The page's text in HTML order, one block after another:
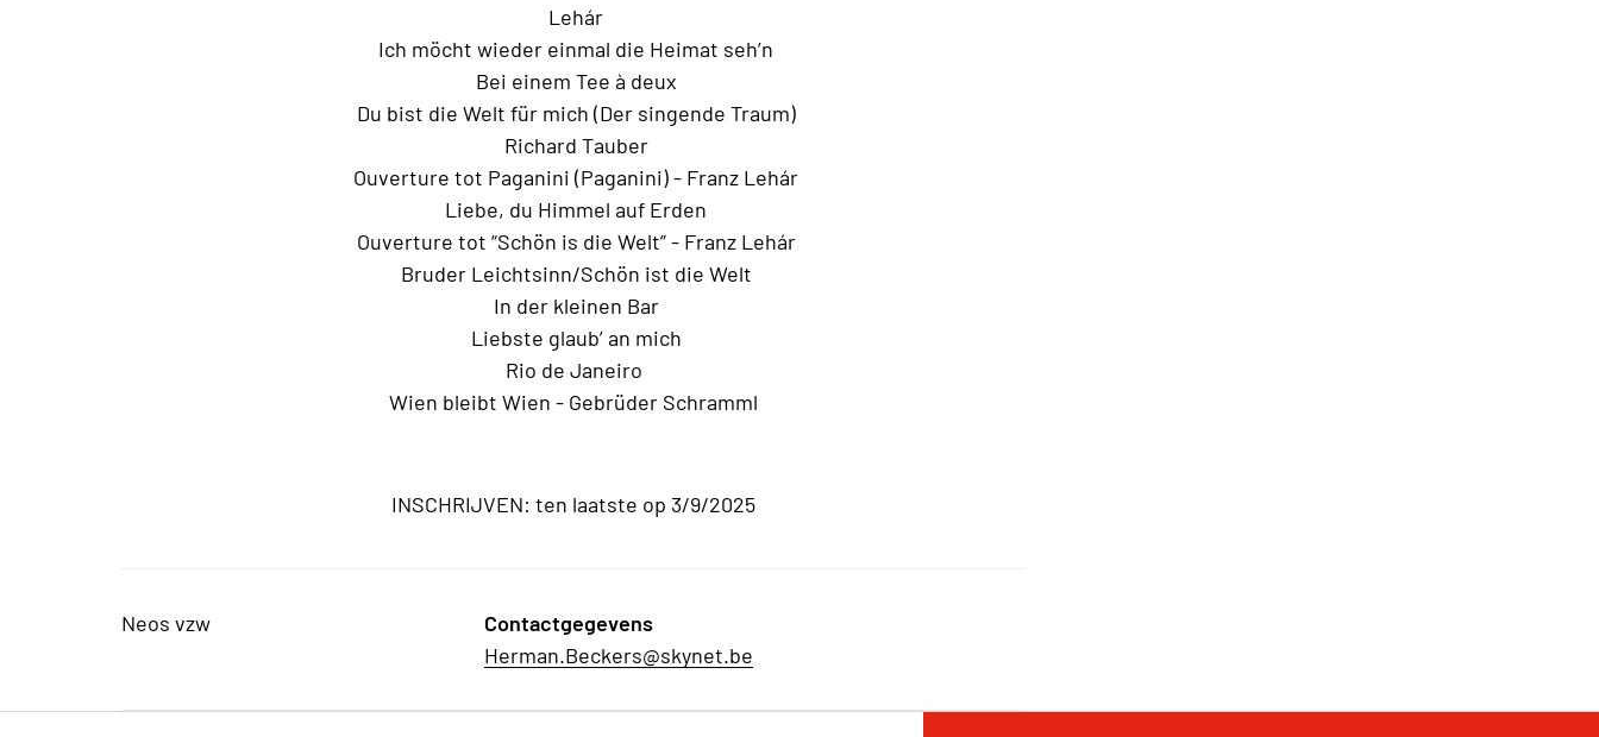
Lehár
Ich möcht wieder einmal die Heimat seh’n
Bei einem Tee à deux
Du bist die Welt für mich (Der singende Traum)
Richard Tauber
Ouverture tot Paganini (Paganini) - Franz Lehár
Liebe, du Himmel auf Erden
Ouverture tot “Schön is die Welt” - Franz Lehár
Bruder Leichtsinn/Schön ist die Welt
In der kleinen Bar
Liebste glaub’ an mich
Rio de Janeiro
Wien bleibt Wien - Gebrüder Schramml
INSCHRIJVEN: ten laatste op 3/9/2025
Neos vzw
Contactgegevens
Herman.Beckers@skynet.be